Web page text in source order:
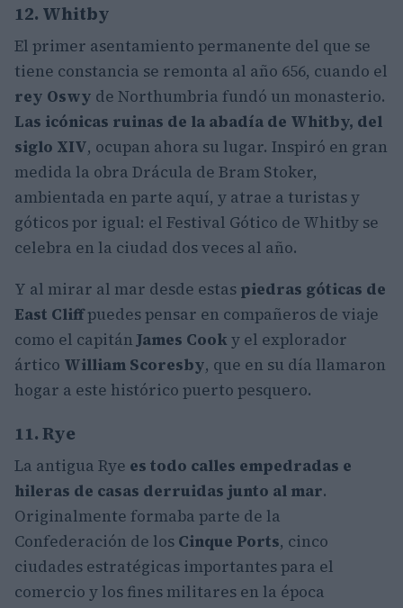
12. Whitby
El primer asentamiento permanente del que se
tiene constancia se remonta al año 656, cuando el
rey Oswy de Northumbria fundó un monasterio.
Las icónicas ruinas de la abadía de Whitby, del
siglo XIV, ocupan ahora su lugar. Inspiró en gran
medida la obra Drácula de Bram Stoker,
ambientada en parte aquí, y atrae a turistas y
góticos por igual: el Festival Gótico de Whitby se
celebra en la ciudad dos veces al año.
Y al mirar al mar desde estas piedras góticas de
East Cliffpuedes pensar en compañeros de viaje
como el capitánJames Cook y el explorador
ártico William Scoresby, que en su día llamaron
hogar a este histórico puerto pesquero.
11. Rye
La antigua Rye es todo calles empedradas e
hileras de casas derruidas junto al mar.
Originalmente formaba parte de la
Confederación de los Cinque Ports, cinco
ciudades estratégicas importantes para el
comercio y los fines militares en la época